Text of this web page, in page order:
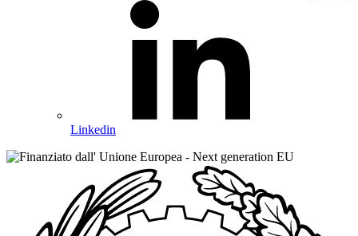
Linkedin